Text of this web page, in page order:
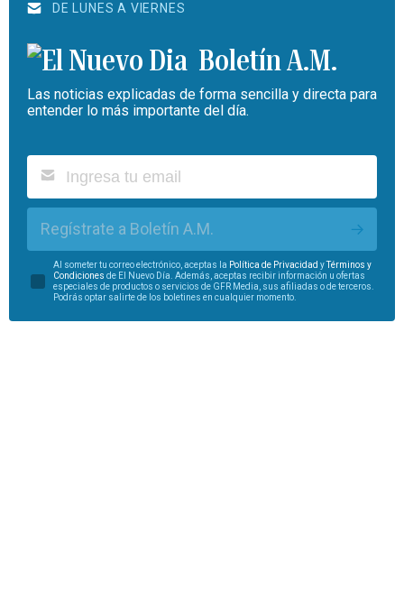
DE LUNES A VIERNES
Boletín A.M.
Las noticias explicadas de forma sencilla y directa para
entender lo más importante del día.
Regístrate a Boletín A.M.
Al someter tu correo electrónico, aceptas la Política de Privacidad yTérminos y
Condiciones de El Nuevo Día. Además, aceptas recibir información u ofertas
especiales de productos o servicios de GFR Media, sus afiliadas o de terceros.
Podrás optar salirte de los boletines en cualquier momento.